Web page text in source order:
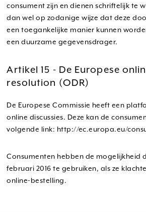
consument zijn en dienen schriftelijk te
dan wel op zodanige wijze dat deze
een toegankelijke manier kunnen
een duurzame gegevensdrager.
Artikel 15 - De Europese
resolution (ODR)
De Europese Commissie heeft een
online discussies. Deze kan de
volgende link: http://ec.europa.eu/
Consumenten hebben de mogelijkheid
februari 2016 te gebruiken, als ze
online-bestelling.